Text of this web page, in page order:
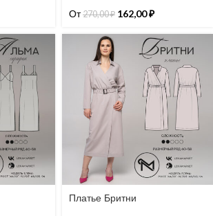
От270,00₽ 162,00₽
Платье Бритни